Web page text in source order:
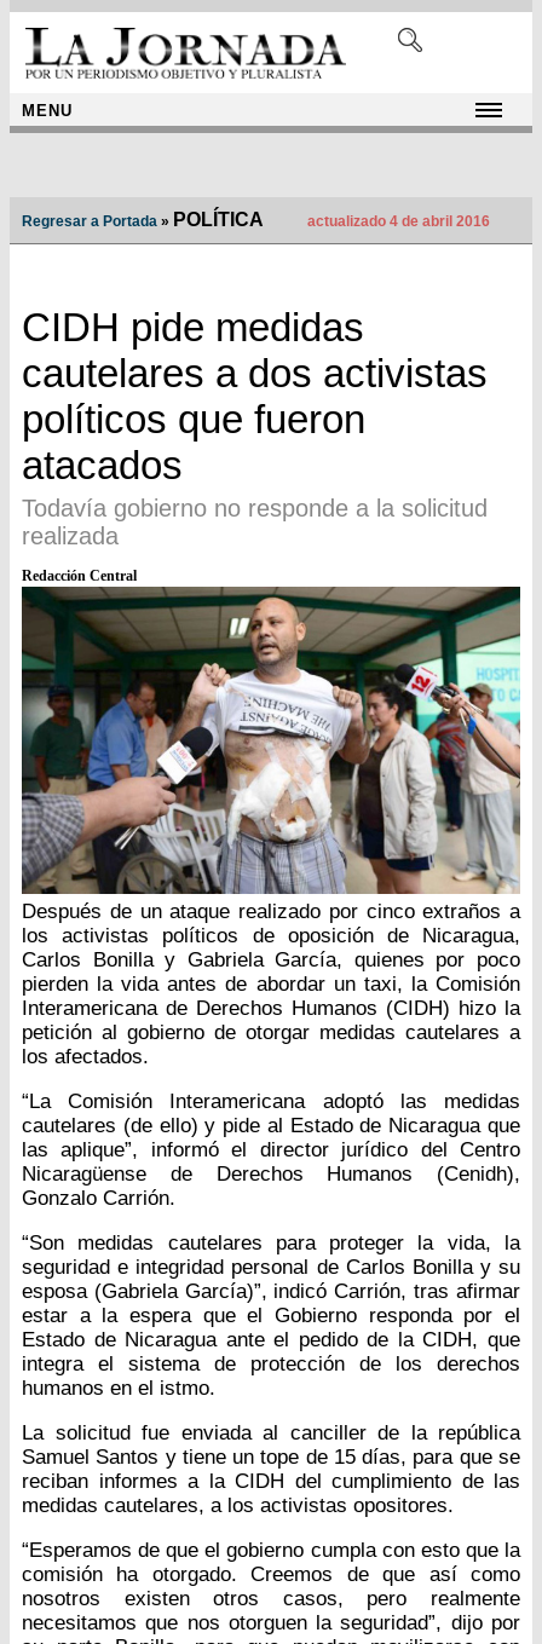
MENU
Regresar a Portada » POLÍTICA actualizado 4 de abril 2016
CIDH pide medidas
cautelares a dos activistas
políticos que fueron
atacados
Todavía gobierno no responde a la solicitud
realizada
Redacción Central
Después de un ataque realizado por cinco extraños a
los activistas políticos de oposición de Nicaragua,
Carlos Bonilla y Gabriela García, quienes por poco
pierden la vida antes de abordar un taxi, la Comisión
Interamericana de Derechos Humanos (CIDH) hizo la
petición al gobierno de otorgar medidas cautelares a
los afectados.
“La Comisión Interamericana adoptó las medidas
cautelares (de ello) y pide al Estado de Nicaragua que
las aplique”, informó el director jurídico del Centro
Nicaragüense de Derechos Humanos (Cenidh),
Gonzalo Carrión.
“Son medidas cautelares para proteger la vida, la
seguridad e integridad personal de Carlos Bonilla y su
esposa (Gabriela García)”, indicó Carrión, tras afirmar
estar a la espera que el Gobierno responda por el
Estado de Nicaragua ante el pedido de la CIDH, que
integra el sistema de protección de los derechos
humanos en el istmo.
La solicitud fue enviada al canciller de la república
Samuel Santos y tiene un tope de 15 días, para que se
reciban informes a la CIDH del cumplimiento de las
medidas cautelares, a los activistas opositores.
“Esperamos de que el gobierno cumpla con esto que la
comisión ha otorgado. Creemos de que así como
nosotros existen otros casos, pero realmente
necesitamos que nos otorguen la seguridad”, dijo por